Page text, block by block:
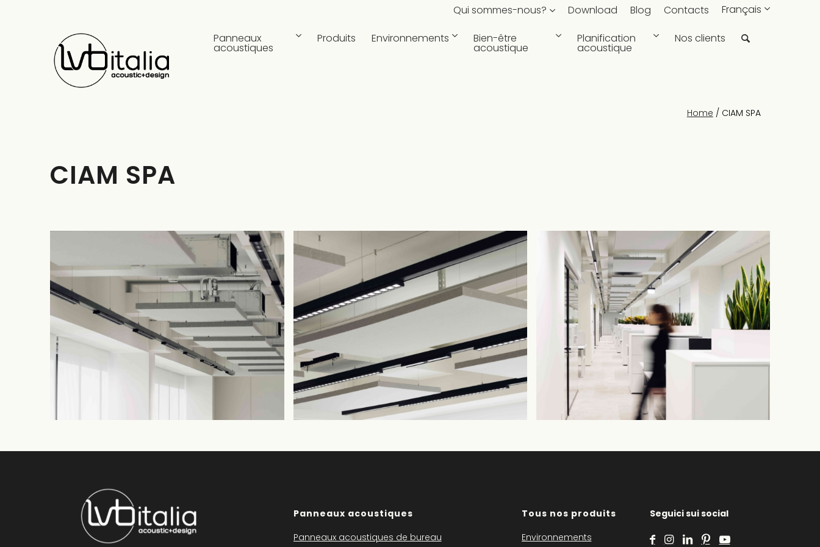
Qui sommes-nous? Download Blog Contacts Français
Panneaux
acoustiques
Produits Environnements Bien-être
acoustique
Planification
acoustique
Nos clients
Home / CIAM SPA
CIAM SPA
Panneaux acoustiques
Panneaux acoustiques de bureau
Tous nos produits
Environnements
Seguici sui social